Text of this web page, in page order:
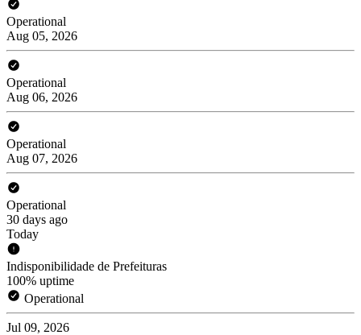
Operational
Aug 05, 2026
Operational
Aug 06, 2026
Operational
Aug 07, 2026
Operational
30 days ago
Today
Indisponibilidade de Prefeituras
100% uptime
Operational
Jul 09, 2026